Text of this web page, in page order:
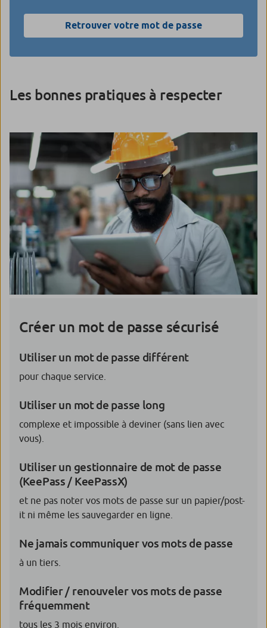
Retrouver votre mot de passe
Les bonnes pratiques à respecter
Créer un mot de passe sécurisé
Utiliser un mot de passe différent
pour chaque service.
Utiliser un mot de passe long
complexe et impossible à deviner (sans lien avec
vous).
Utiliser un gestionnaire de mot de passe
(KeePass / KeePassX)
et ne pas noter vos mots de passe sur un papier/post-
it ni même les sauvegarder en ligne.
Ne jamais communiquer vos mots de passe
à un tiers.
Modifier / renouveler vos mots de passe
fréquemment
tous les 3 mois environ.